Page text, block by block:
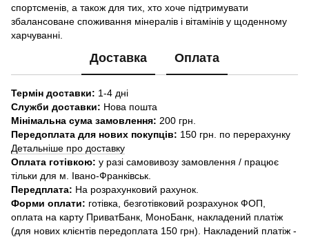
спортсменів, а також для тих, хто хоче підтримувати
збалансоване споживання мінералів і вітамінів у щоденному
харчуванні.
Доставка Оплата
Термін доставки: 1-4 дні
Служби доставки: Нова пошта
Мінімальна сума замовлення: 200 грн.
Передоплата для нових покупців: 150 грн. по перерахунку
Детальніше про доставку
Оплата готівкою: у разі самовивозу замовлення / працює
тільки для м. Івано-Франківськ.
Передплата: На розрахунковий рахунок.
Форми оплати: готівка, безготівковий розрахунок ФОП,
оплата на карту ПриватБанк, МоноБанк, накладений платіж
(для нових клієнтів передоплата 150 грн). Накладений платіж -